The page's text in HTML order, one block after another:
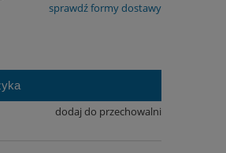
sprawdź formy dostawy
dodaj do przechowalni